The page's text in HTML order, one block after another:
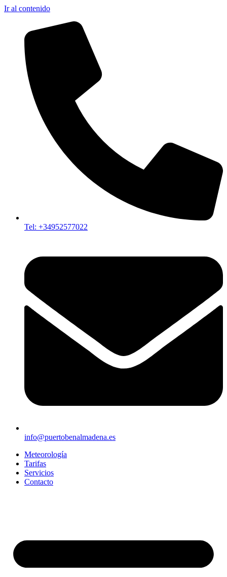
Ir al contenido
Tel: +34952577022
info@puertobenalmadena.es
Meteorología
Tarifas
Servicios
Contacto